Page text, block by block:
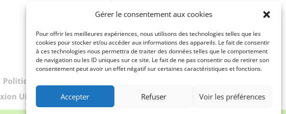
Gérer le consentement aux cookies
Pour offrir les meilleures expériences, nous utilisons des technologies telles que les
cookies pour stocker et/ou accéder aux informations des appareils. Le fait de consentir
à ces technologies nous permettra de traiter des données telles que le comportement
de navigation ou les ID uniques sur ce site. Le fait de ne pas consentir ou de retirer son
consentement peut avoir un effet négatif sur certaines caractéristiques et fonctions.
Accepter Refuser Voir les préférences
juin 2013
janvier 2000
Politique de cookies (UE)
UM Membres UM